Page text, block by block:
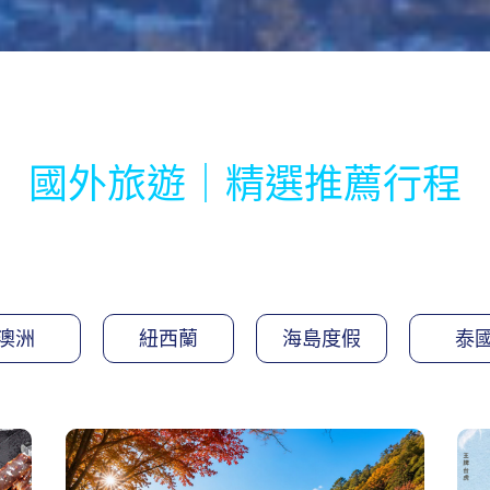
國外旅遊｜精選推薦行程
洲 紐西蘭 海島度假 泰